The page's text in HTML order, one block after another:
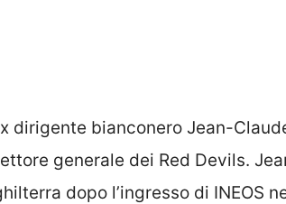
dirigente bianconero Jean-
generale dei Red Devils.
dopo l’ingresso di INEOS